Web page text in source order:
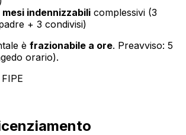
indennizzabili complessivi (3
+ 3 condivisi)
è frazionabile a ore. Preavviso: 5
orario).